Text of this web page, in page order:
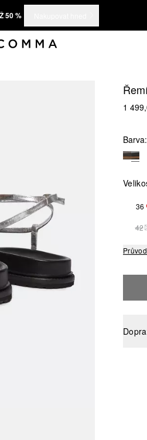
50 %
1
Barva:
36
42